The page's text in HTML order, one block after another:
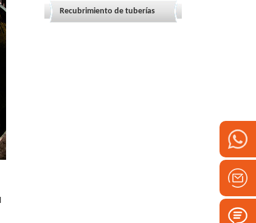
Recubrimiento de tuberías